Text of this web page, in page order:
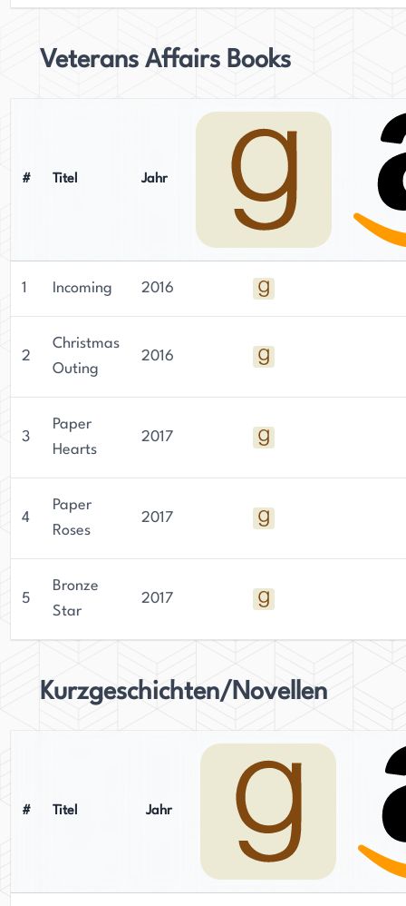
Veterans Affairs Books
# Titel Jahr
1 Incoming 2016
2
Christmas
Outing
2016
3
Paper
Hearts
2017
4
Paper
Roses
2017
5
Bronze
Star
2017
Kurzgeschichten/Novellen
# Titel Jahr